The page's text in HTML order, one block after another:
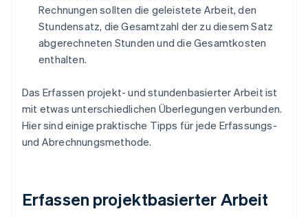
Rechnungen sollten die geleistete Arbeit, den
Stundensatz, die Gesamtzahl der zu diesem Satz
abgerechneten Stunden und die Gesamtkosten
enthalten.
Das Erfassen projekt- und stundenbasierter Arbeit ist
mit etwas unterschiedlichen Überlegungen verbunden.
Hier sind einige praktische Tipps für jede Erfassungs-
und Abrechnungsmethode.
Erfassen projektbasierter Arbeit